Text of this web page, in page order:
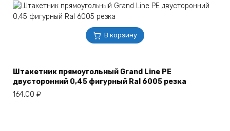
В корзину
Штакетник прямоугольный Grand Line РЕ
двусторонний 0,45 фигурный Ral 6005 резка
164,00 ₽